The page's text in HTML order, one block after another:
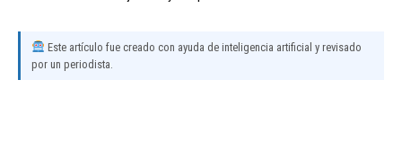
Este artículo fue creado con ayuda de inteligencia artificial y revisado
por un periodista.